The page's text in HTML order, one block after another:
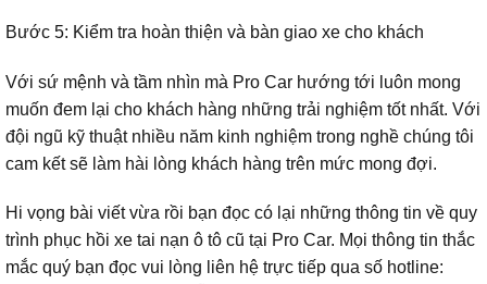
Bước 5: Kiểm tra hoàn thiện và bàn giao xe cho khách
Với sứ mệnh và tầm nhìn mà Pro Car hướng tới luôn mong
muốn đem lại cho khách hàng những trải nghiệm tốt nhất. Với
đội ngũ kỹ thuật nhiều năm kinh nghiệm trong nghề chúng tôi
cam kết sẽ làm hài lòng khách hàng trên mức mong đợi.
Hi vọng bài viết vừa rồi bạn đọc có lại những thông tin về quy
trình phục hồi xe tai nạn ô tô cũ tại Pro Car. Mọi thông tin thắc
mắc quý bạn đọc vui lòng liên hệ trực tiếp qua số hotline: